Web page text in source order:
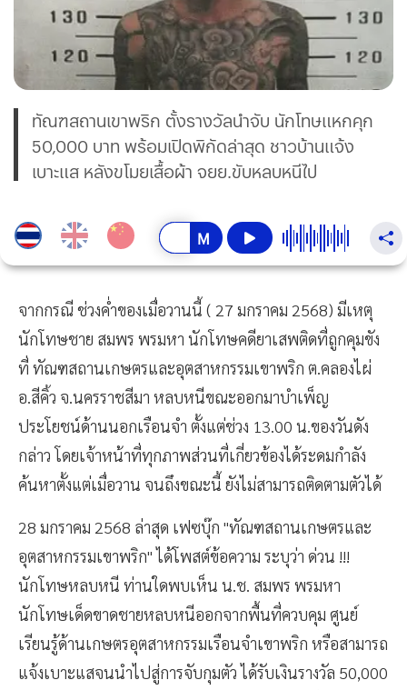
ทัณฑสถานเขาพริก ตั้งรางวัลนำจับ นักโทษแหกคุก
50,000 บาท พร้อมเปิดพิกัดล่าสุด ชาวบ้านแจ้ง
เบาะแส หลังขโมยเสื้อผ้า จยย.ขับหลบหนีไป
จากกรณี ช่วงค่ำของเมื่อวานนี้ ( 27 มกราคม 2568) มีเหตุ
นักโทษชาย สมพร พรมหา นักโทษคดียาเสพติดที่ถูกคุมขัง
ที่ ทัณฑสถานเกษตรและอุตสาหกรรมเขาพริก ต.คลองไผ่
อ.สีคิ้ว จ.นครราชสีมา หลบหนีขณะออกมาบำเพ็ญ
ประโยชน์ด้านนอกเรือนจำ ตั้งแต่ช่วง 13.00 น.ของวันดัง
กล่าว โดยเจ้าหน้าที่ทุกภาพส่วนที่เกี่ยวข้องได้ระดมกำลัง
ค้นหาตั้งแต่เมื่อวาน จนถึงขณะนี้ ยังไม่สามารถติดตามตัวได้
28 มกราคม 2568 ล่าสุด เฟซบุ๊ก "ทัณฑสถานเกษตรและ
อุตสาหกรรมเขาพริก" ได้โพสต์ข้อความ ระบุว่า ด่วน !!!
นักโทษหลบหนี ท่านใดพบเห็น น.ช. สมพร พรมหา
นักโทษเด็ดขาดชายหลบหนีออกจากพื้นที่ควบคุม ศูนย์
เรียนรู้ด้านเกษตรอุตสาหกรรมเรือนจำเขาพริก หรือสามารถ
แจ้งเบาะแสจนนำไปสู่การจับกุมตัว ได้รับเงินรางวัล 50,000